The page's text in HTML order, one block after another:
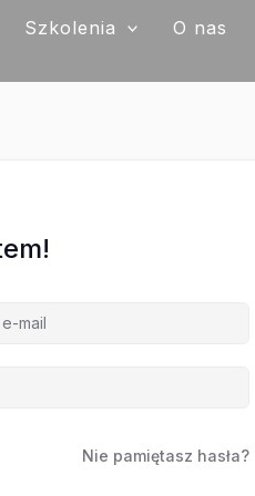
Szkolenia O nas
Nie pamiętasz hasła?